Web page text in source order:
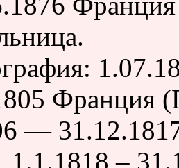
Франция
—
1.1.1818 –